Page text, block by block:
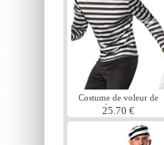
Costume de voleur de
banque
25.70 €